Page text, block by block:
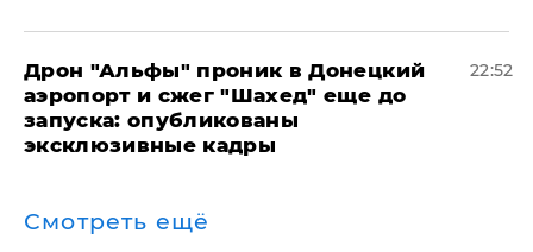
Дрон "Альфы" проник в Донецкий
аэропорт и сжег "Шахед" еще до
запуска: опубликованы
эксклюзивные кадры
22:52
Смотреть ещё